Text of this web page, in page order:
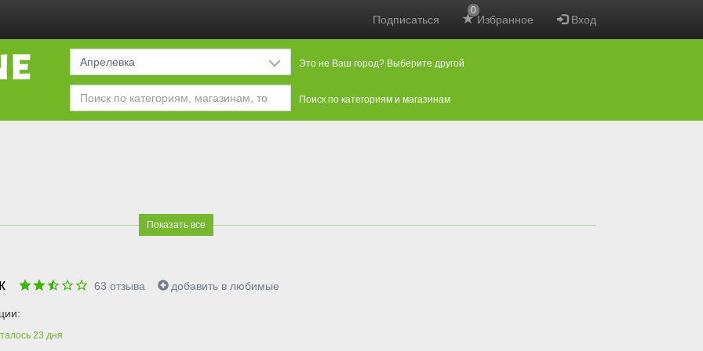
Подписаться Избранное
0
Вход
Апрелевка Это не Ваш город? Выберите другой
Поиск по категориям и магазинам
Показать все
63 отзыва добавить в любимые
23 дня